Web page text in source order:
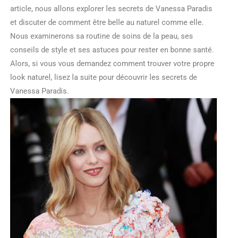
article, nous allons explorer les secrets de Vanessa Paradis
et discuter de comment être belle au naturel comme elle.
Nous examinerons sa routine de soins de la peau, ses
conseils de style et ses astuces pour rester en bonne santé.
Alors, si vous vous demandez comment trouver votre propre
look naturel, lisez la suite pour découvrir les secrets de
Vanessa Paradis.